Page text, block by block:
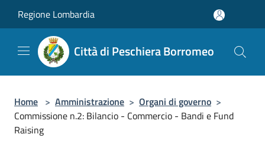
Regione Lombardia
Città di Peschiera Borromeo
Home > Amministrazione > Organi di governo >
Commissione n.2: Bilancio - Commercio - Bandi e Fund
Raising